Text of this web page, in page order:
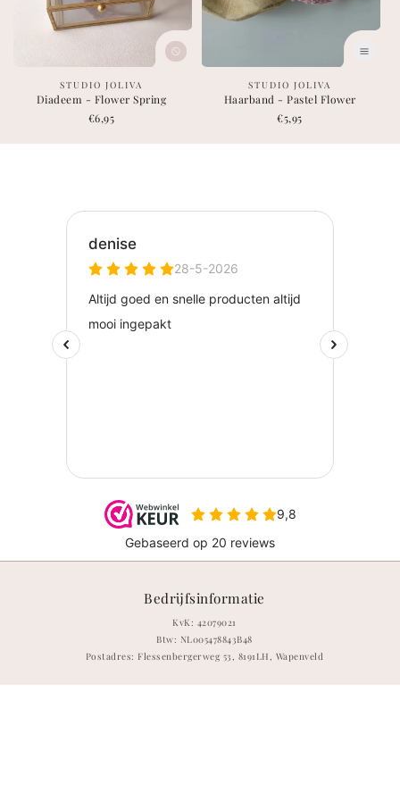
leverancier:
STUDIO JOLIVA
Diadeem - Flower Spring
Normale
€6,95
leverancier:
STUDIO JOLIVA
Haarband - Pastel Flower
Normale
€5,95
Bedrijfsinformatie
KvK: 42079021
Btw: NL005478843B48
Postadres: Flessenbergerweg 53, 8191LH, Wapenveld